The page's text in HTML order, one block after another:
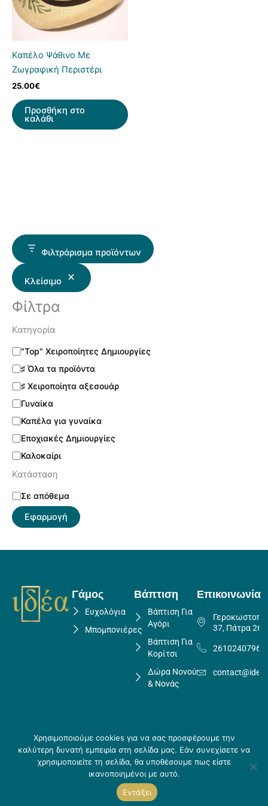
Φιλτράρισμα προϊόντων
Κλείσιμο
Φίλτρα
Κατηγορία
"Top" Χειροποίητες Δημιουργίες
♯ Όλα τα προϊόντα
♯ Χειροποίητα αξεσουάρ
Γυναίκα
Καπέλα για γυναίκα
Εποχιακές Δημιουργίες
Καλοκαίρι
Κατάσταση
Σε απόθεμα
Εφαρμογή
Καπέλο Ψάθινο Με
Ζωγραφική Περιστέρι
25.00€
Προσθήκη στο
καλάθι
Γάμος
Ευχολόγια
Μπομπονιέρες
Βάπτιση
Βάπτιση Για
Αγόρι
Βάπτιση Για
Κορίτσι
Δώρα Νονού
& Νονάς
Επικοινωνία
37, Πάτρα
2610240796
Copyright ©
2026 Idea
Crafted
by
Πολιτική Επιστροφών
Πολιτική Απορρήτου
Τρόποι αποστολής & Τρόποι
πληρωμής
Χρησιμοποιούμε cookies για να σας προσφέρουμε την
καλύτερη δυνατή εμπειρία στη σελίδα μας. Εάν συνεχίσετε να
χρησιμοποιείτε τη σελίδα, θα υποθέσουμε πως είστε
ικανοποιημένοι με αυτό.
Εντάξει